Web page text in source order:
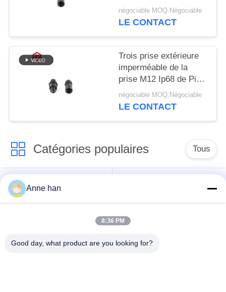
en nylon
négociable MOQ:Négociable
LE CONTACT
Trois prise extérieure
imperméable de la
prise M12 Ip68 de Pin
Waterproof 240v
négociable MOQ:Négociable
LE CONTACT
Catégories populaires Tous
Connecteur circulaire
imperméable
basse tension
imperméable de
Support de la lampe
Anne han
8:36 PM
Good day, what product are you looking for?